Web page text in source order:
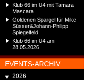
Klub 66 im U4 mit Tamara
Mascara
Goldenen Spargel für Mike
Süsser&Johann-Philipp
Spiegelfeld
Klub 66 im U4 am
28.05.2026
EVENTS-ARCHIV
2026